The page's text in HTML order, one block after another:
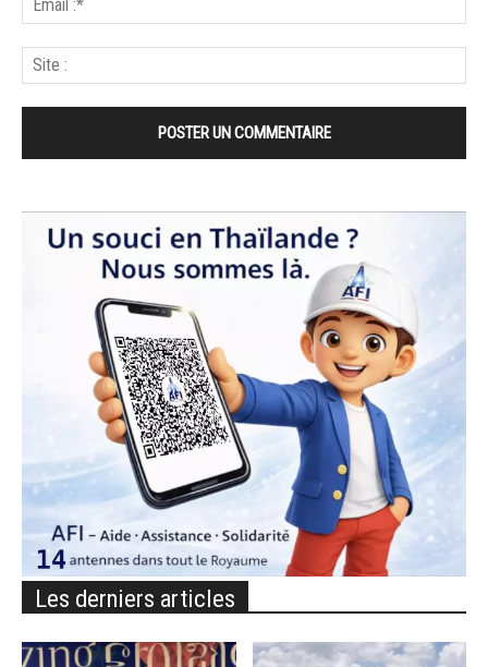
Les derniers articles